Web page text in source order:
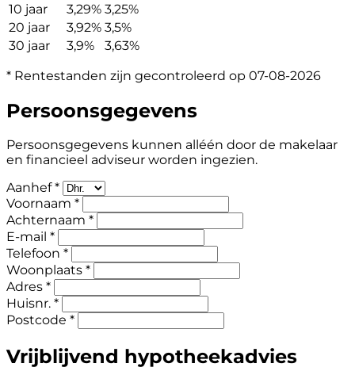
10 jaar
3,29% 3,25%
20 jaar
3,92% 3,5%
30 jaar
3,9%
3,63%
* Rentestanden zijn gecontroleerd op 07-08-2026
Persoonsgegevens
Persoonsgegevens kunnen alléén door de makelaar
en financieel adviseur worden ingezien.
Aanhef *
Voornaam *
Achternaam *
E-mail *
Telefoon *
Woonplaats *
Adres *
Huisnr. *
Postcode *
Vrijblijvend hypotheekadvies